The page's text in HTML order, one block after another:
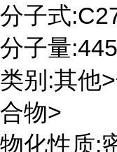
分子式
分子量
类别:其他
合物>
物化性质: